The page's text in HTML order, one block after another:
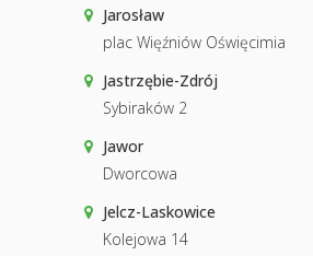
Jarosław
plac Więźniów Oświęcimia
Jastrzębie-Zdrój
Sybiraków 2
Jawor
Dworcowa
Jelcz-Laskowice
Kolejowa 14